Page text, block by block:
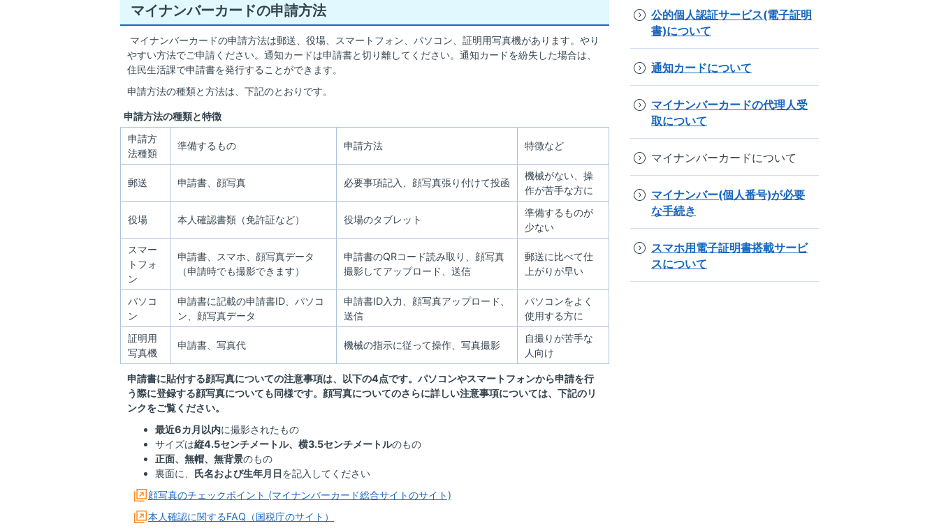
マイナンバーカードの申請方法
マイナンバーカードの申請方法は郵送、役場、スマートフォン、パソコン、証明用写真機があります。やり
やすい方法でご申請ください。通知カードは申請書と切り離してください。通知カードを紛失した場合は、
住民生活課で申請書を発行することができます。
申請方法の種類と方法は、下記のとおりです。
申請方法の種類と特徴
申請方
法種類
準備するもの 申請方法 特徴など
郵送 申請書、顔写真 必要事項記入、顔写真張り付けて投函
機械がない、操
作が苦手な方に
役場 本人確認書類（免許証など） 役場のタブレット
準備するものが
少ない
スマー
トフォ
ン
申請書、スマホ、顔写真データ
（申請時でも撮影できます）
申請書のQRコード読み取り、顔写真
撮影してアップロード、送信
郵送に比べて仕
上がりが早い
パソコ
ン
申請書に記載の申請書ID、パソコ
ン、顔写真データ
申請書ID入力、顔写真アップロード、
送信
パソコンをよく
使用する方に
証明用
写真機
申請書、写真代 機械の指示に従って操作、写真撮影
自撮りが苦手な
人向け
申請書に貼付する顔写真についての注意事項は、以下の4点です。パソコンやスマートフォンから申請を行
う際に登録する顔写真についても同様です。顔写真についてのさらに詳しい注意事項については、下記のリ
ンクをご覧ください。
最近6カ月以内に撮影されたもの
サイズは縦4.5センチメートル、横3.5センチメートルのもの
正面、無帽、無背景のもの
裏面に、 氏名および生年月日を記入してください
顔写真のチェックポイント (マイナンバーカード総合サイトのサイト)
本人確認に関するFAQ（国税庁のサイト）
公的個人認証サービス(電子証明
書)について
通知カードについて
マイナンバーカードの代理人受
取について
マイナンバーカードについて
マイナンバー(個人番号)が必要
な手続き
スマホ用電子証明書搭載サービ
スについて